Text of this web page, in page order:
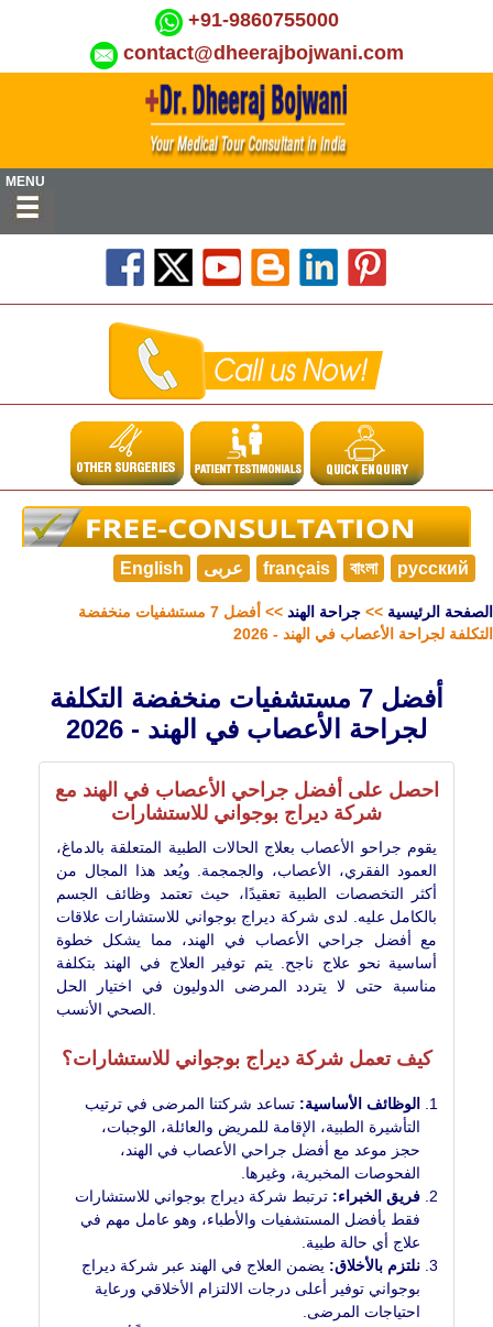
+91-9860755000
contact@dheerajbojwani.com
MENU
English عربى français বাংলা русский
الصفحة الرئيسية >> جراحة الهند
>> أفضل 7 مستشفيات منخفضة
التكلفة لجراحة الأعصاب في الهند - 2026
أفضل 7 مستشفيات منخفضة التكلفة
لجراحة الأعصاب في الهند - 2026
احصل على أفضل جراحي الأعصاب في الهند مع
شركة ديراج بوجواني للاستشارات
يقوم جراحو الأعصاب بعلاج الحالات الطبية المتعلقة بالدماغ،
العمود الفقري، الأعصاب، والجمجمة. ويُعد هذا المجال من
أكثر التخصصات الطبية تعقيدًا، حيث تعتمد وظائف الجسم
بالكامل عليه. لدى شركة ديراج بوجواني للاستشارات علاقات
مع أفضل جراحي الأعصاب في الهند، مما يشكل خطوة
أساسية نحو علاج ناجح. يتم توفير العلاج في الهند بتكلفة
مناسبة حتى لا يتردد المرضى الدوليون في اختيار الحل
كيف تعمل شركة ديراج بوجواني للاستشارات؟
الوظائف الأساسية: تساعد شركتنا المرضى في ترتيب
التأشيرة الطبية، الإقامة للمريض والعائلة، الوجبات،
حجز موعد مع أفضل جراحي الأعصاب في الهند،
الفحوصات المخبرية، وغيرها.
فريق الخبراء: ترتبط شركة ديراج بوجواني للاستشارات
فقط بأفضل المستشفيات والأطباء، وهو عامل مهم في
علاج أي حالة طبية.
نلتزم بالأخلاق: يضمن العلاج في الهند عبر شركة ديراج
بوجواني توفير أعلى درجات الالتزام الأخلاقي ورعاية
احتياجات المرضى.